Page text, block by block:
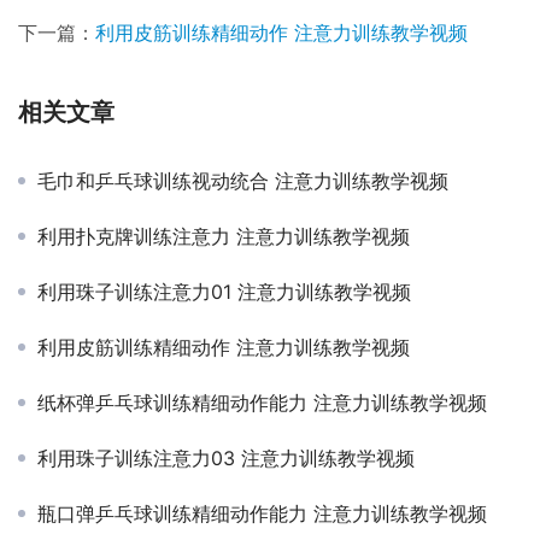
下一篇： 利用皮筋训练精细动作 注意力训练教学视频
相关文章
毛巾和乒乓球训练视动统合 注意力训练教学视频
利用扑克牌训练注意力 注意力训练教学视频
利用珠子训练注意力01 注意力训练教学视频
利用皮筋训练精细动作 注意力训练教学视频
纸杯弹乒乓球训练精细动作能力 注意力训练教学视频
利用珠子训练注意力03 注意力训练教学视频
瓶口弹乒乓球训练精细动作能力 注意力训练教学视频